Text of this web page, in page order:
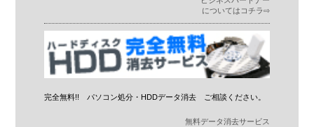
についてはコチラ⇨
完全無料!! パソコン処分・HDDデータ消去 ご相談ください。
無料データ消去サービス